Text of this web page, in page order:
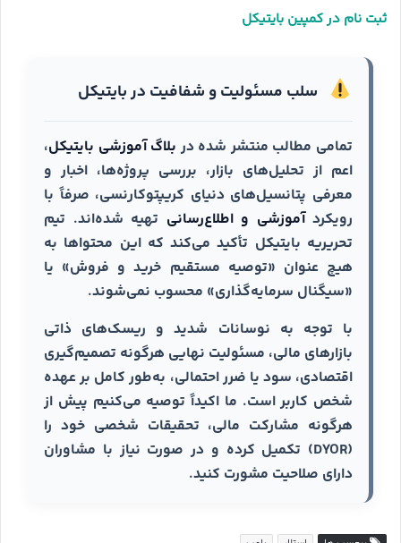
ثبت نام در کمپین بایتیکل
سلب مسئولیت و شفافیت در بایتیکل
تمامی مطالب منتشر شده در بلاگ آموزشی بایتیکل،
اعم از تحلیل‌های بازار، بررسی پروژه‌ها، اخبار و
معرفی پتانسیل‌های دنیای کریپتوکارنسی، صرفاً با
رویکردآموزشی و اطلاع‌رسانی تهیه شده‌اند. تیم
تحریریه بایتیکل تأکید می‌کند که این محتواها به
هیچ عنوان «توصیه مستقیم خرید و فروش» یا
«سیگنال سرمایه‌گذاری» محسوب نمی‌شوند.
با توجه به نوسانات شدید و ریسک‌های ذاتی
بازارهای مالی، مسئولیت نهایی هرگونه تصمیم‌گیری
اقتصادی، سود یا ضرر احتمالی، به‌طور کامل بر عهده
شخص کاربر است. ما اکیداً توصیه می‌کنیم پیش از
هرگونه مشارکت مالی، تحقیقات شخصی خود را
(DYOR) تکمیل کرده و در صورت نیاز با مشاوران
دارای صلاحیت مشورت کنید.